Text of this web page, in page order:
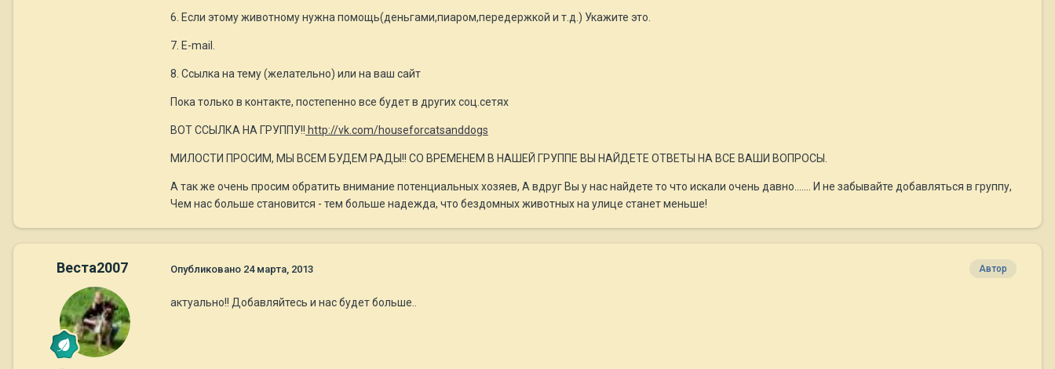
6. Если этому животному нужна помощь(деньгами,пиаром,передержкой и т.д.) Укажите это.
7. E-mail.
8. Ссылка на тему (желательно) или на ваш сайт
Пока только в контакте, постепенно все будет в других соц.сетях
ВОТ ССЫЛКА НА ГРУППУ!! http://vk.com/houseforcatsanddogs
МИЛОСТИ ПРОСИМ, МЫ ВСЕМ БУДЕМ РАДЫ!! СО ВРЕМЕНЕМ В НАШЕЙ ГРУППЕ ВЫ НАЙДЕТЕ ОТВЕТЫ НА ВСЕ ВАШИ ВОПРОСЫ.
А так же очень просим обратить внимание потенциальных хозяев, А вдруг Вы у нас найдете то что искали очень давно....... И не забывайте добавляться в группу,
Чем нас больше становится - тем больше надежда, что бездомных животных на улице станет меньше!
Веста2007 Автор
Опубликовано 24 марта, 2013
актуально!! Добавляйтесь и нас будет больше..